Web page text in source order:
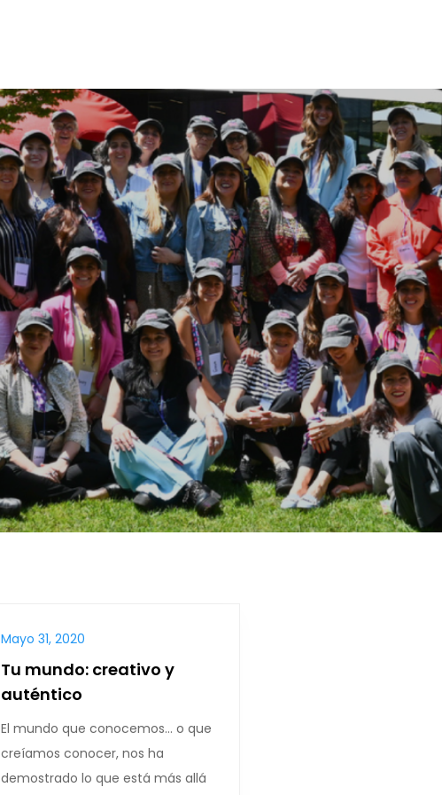
Mayo 31, 2020
Tu mundo: creativo y
auténtico
El mundo que conocemos… o que
creíamos conocer, nos ha
demostrado lo que está más allá